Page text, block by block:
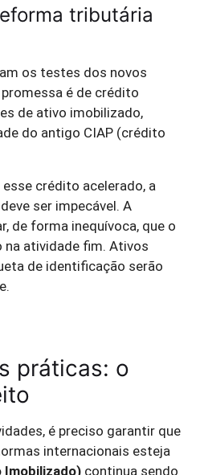
tributária
os testes dos novos
é de crédito
de ativo imobilizado,
do antigo CIAP (crédito
crédito acelerado, a
deve ser impecável. A
de forma inequívoca, que o
na atividade fim. Ativos
de identificação serão
práticas: o
é preciso garantir que
internacionais esteja
Imobilizado) continua sendo